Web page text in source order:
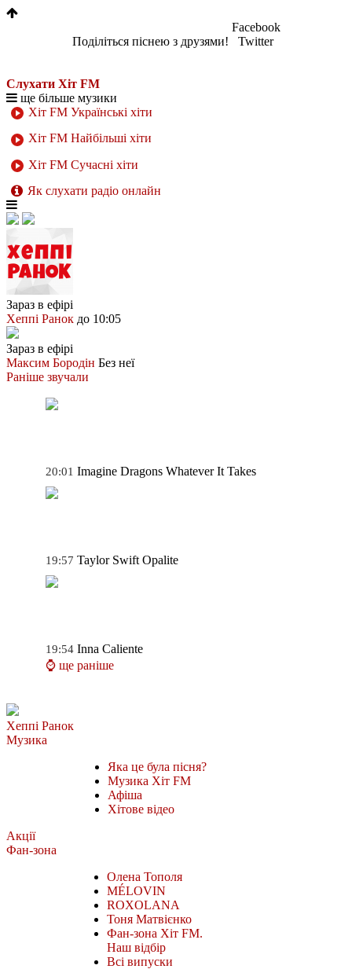
Поділіться піснею з друзями!
Facebook
Twitter
Слухати Хіт FM
ще більше музики
Хіт FM Українські хіти
Хіт FM Найбільші хіти
Хіт FM Сучасні хіти
Як слухати радіо онлайн
Зараз в ефірі
Хеппі Ранок до 10:05
Зараз в ефірі
Максим Бородін Без неї
Раніше звучали
20:01 Imagine Dragons Whatever It Takes
19:57 Taylor Swift Opalite
19:54 Inna Caliente
⌚ ще раніше
Хеппі Ранок
Музика
Яка це була пісня?
Музика Хіт FM
Афіша
Хітове відео
Акції
Фан-зона
Олена Тополя
MÉLOVIN
ROXOLANA
Тоня Матвієнко
Фан-зона Хіт FM.
Наш відбір
Всі випуски